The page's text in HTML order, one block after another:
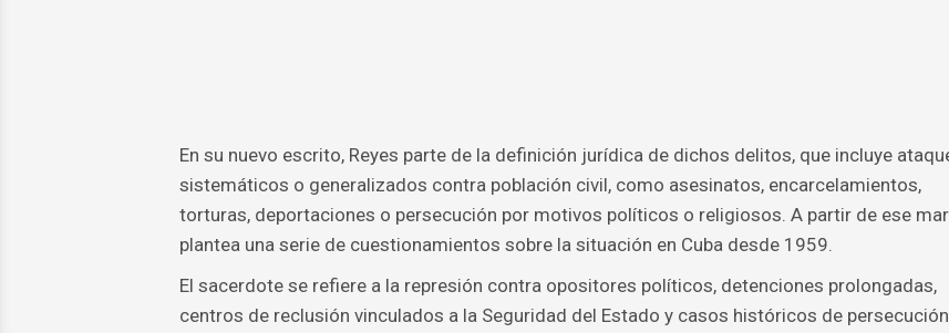
En su nuevo escrito, Reyes parte de la definición jurídica de dichos delitos, que incluye
sistemáticos o generalizados contra población civil, como asesinatos, encarcelamientos,
torturas, deportaciones o persecución por motivos políticos o religiosos. A partir de ese
plantea una serie de cuestionamientos sobre la situación en Cuba desde 1959.
El sacerdote se refiere a la represión contra opositores políticos, detenciones prolongadas,
centros de reclusión vinculados a la Seguridad del Estado y casos históricos de